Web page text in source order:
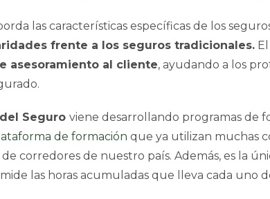
las características específicas de los
frente a los seguros tradicionales.
asesoramiento al cliente, ayudando a los
Seguro viene desarrollando programas de
de formación que ya utilizan muchas
corredores de nuestro país. Además, es la
las horas acumuladas que lleva cada uno